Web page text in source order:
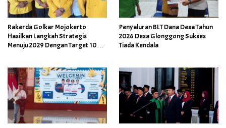
Rakerda Golkar Mojokerto
Hasilkan Langkah Strategis
Menuju 2029 Dengan Target 10
Penyaluran BLT Dana Desa Tahun
2026 Desa Glonggong Sukses
Tiada Kendala